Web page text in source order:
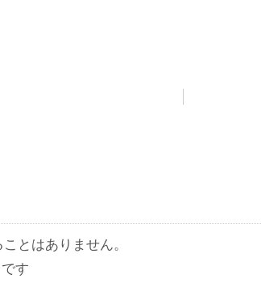
とはありません。
す